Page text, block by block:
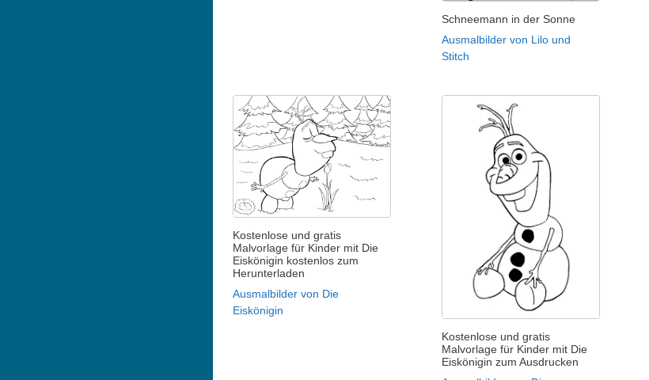
Schneemann in der Sonne
Ausmalbilder von Lilo und
Stitch
Kostenlose und gratis
Malvorlage für Kinder mit Die
Eiskönigin kostenlos zum
Herunterladen
Ausmalbilder von Die
Eiskönigin
Kostenlose und gratis
Malvorlage für Kinder mit Die
Eiskönigin zum Ausdrucken